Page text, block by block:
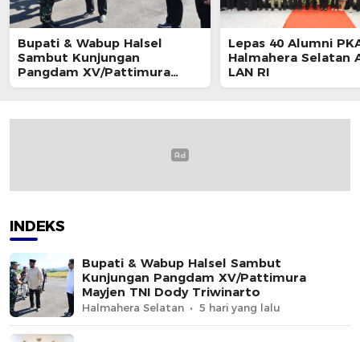
Bupati & Wabup Halsel
Sambut Kunjungan
Pangdam XV/Pattimura
Mayjen TNI Dody Triwinarto
Lepas 40 Alumni
Halmahera Selatan
LAN RI
INDEKS
Bupati & Wabup Halsel Sambut
Kunjungan Pangdam XV/Pattimura
Mayjen TNI Dody Triwinarto
Halmahera Selatan 5 hari yang lalu